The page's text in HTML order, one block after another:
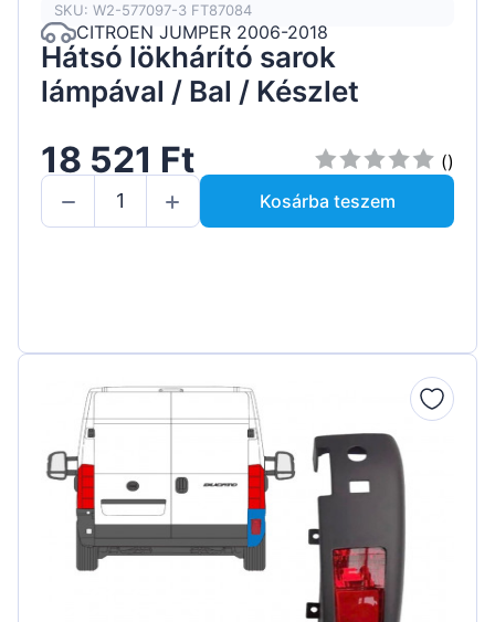
SKU: W2-577097-3 FT87084
CITROEN JUMPER 2006-2018
Hátsó lökhárító sarok
lámpával / Bal / Készlet
18 521 Ft
()
Kosárba teszem